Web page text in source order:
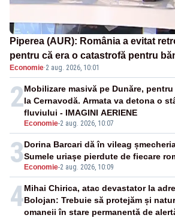
Piperea (AUR): România a evitat
pentru că era o catastrofă pentru
pensii
Economie·2 aug. 2026, 10:01
2
Economie-2 aug. 2026, 10:07
Mobilizare masivă pe Dunăre,
la Cernavodă. Armata va detona o
fluviului - IMAGINI AERIENE
3 Economie-2 aug. 2026, 10:09
Dorina Barcari dă în vileag
Sumele uriașe pierdute de fiecare
4Mihai Chirica, atac devastator la
Bolojan: Trebuie să protejăm și
omaneii în stare permanentă de